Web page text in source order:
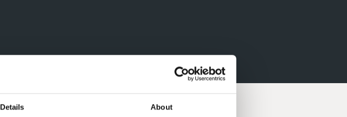
Details About